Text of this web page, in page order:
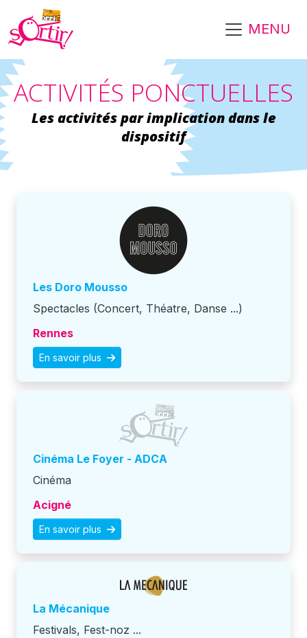
MENU
ACTIVITÉS PONCTUELLES
Les activités par implication dans le
dispositif
Les Doro Mousso
Spectacles (Concert, Théatre, Danse ...)
Rennes
En savoir plus
Cinéma Le Foyer - ADCA
Cinéma
Acigné
En savoir plus
La Mécanique
Festivals, Fest-noz ...